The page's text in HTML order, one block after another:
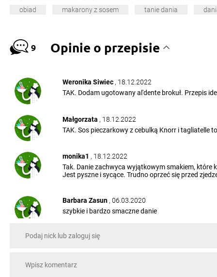
obiad
makarony z sosem tanie dania
9 Opinie o przepisie
Weronika Siwiec , 18.12.2022
TAK. Dodam ugotowany al'dente brokuł. Przepis
Małgorzata , 18.12.2022
TAK. Sos pieczarkowy z cebulką Knorr i tagliatelle
monika1 , 18.12.2022
Tak. Danie zachwyca wyjątkowym smakiem, które
Jest pyszne i sycące. Trudno oprzeć się przed
Barbara Zasun , 06.03.2020
szybkie i bardzo smaczne danie
Basia Mach, 06.03.2020